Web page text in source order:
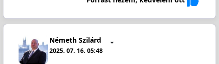
Németh Szilárd
2025. 07. 16. 05:48